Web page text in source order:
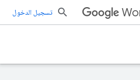
تسجيل الدخول